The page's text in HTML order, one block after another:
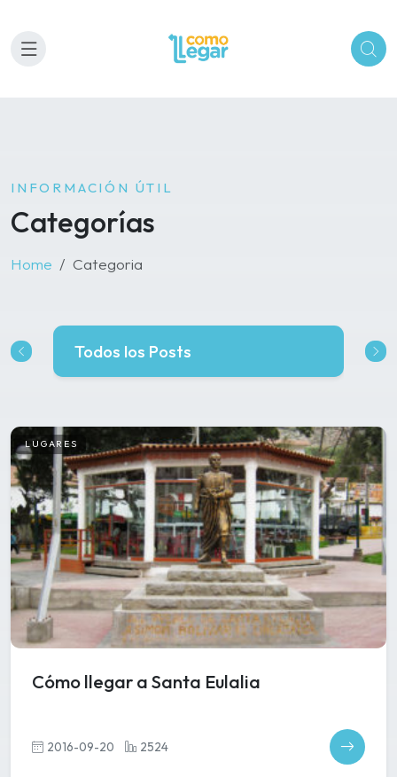
INFORMACIÓN ÚTIL
Categorías
Home Categoria
Todos los Posts
LUGARES
Cómo llegar a Santa Eulalia
2016-09-20 2524